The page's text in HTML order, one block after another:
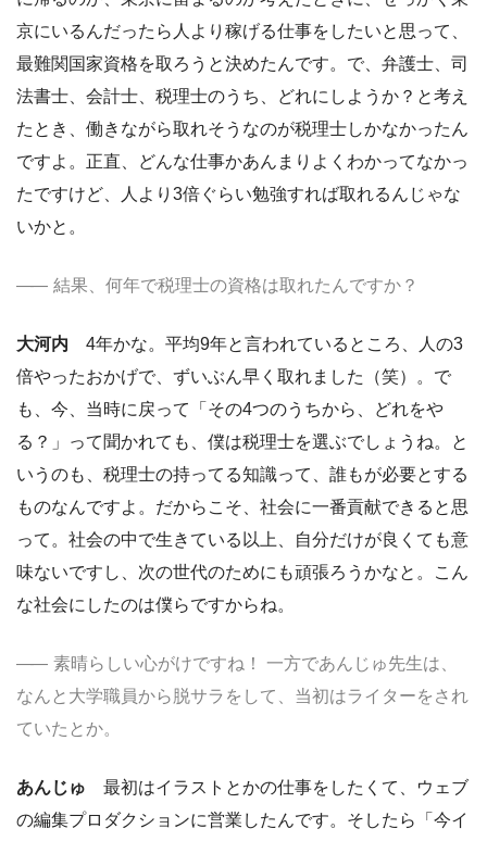
京にいるんだったら人より稼げる仕事をしたいと思って、
最難関国家資格を取ろうと決めたんです。で、弁護士、司
法書士、会計士、税理士のうち、どれにしようか？と考え
たとき、働きながら取れそうなのが税理士しかなかったん
ですよ。正直、どんな仕事かあんまりよくわかってなかっ
たですけど、人より3倍ぐらい勉強すれば取れるんじゃな
いかと。
結果、何年で税理士の資格は取れたんですか？
大河内 4年かな。平均9年と言われているところ、人の3
倍やったおかげで、ずいぶん早く取れました（笑）。で
も、今、当時に戻って「その4つのうちから、どれをや
る？」って聞かれても、僕は税理士を選ぶでしょうね。と
いうのも、税理士の持ってる知識って、誰もが必要とする
ものなんですよ。だからこそ、社会に一番貢献できると思
って。社会の中で生きている以上、自分だけが良くても意
味ないですし、次の世代のためにも頑張ろうかなと。こん
な社会にしたのは僕らですからね。
素晴らしい心がけですね！ 一方であんじゅ先生は、
なんと大学職員から脱サラをして、当初はライターをされ
ていたとか。
あんじゅ 最初はイラストとかの仕事をしたくて、ウェブ
の編集プロダクションに営業したんです。そしたら「今イ